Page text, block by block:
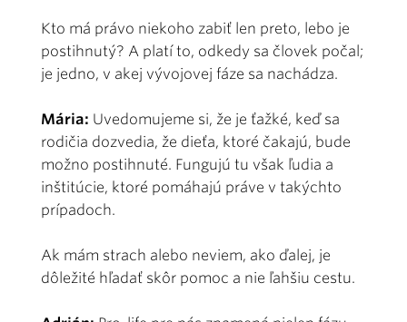
Kto má právo niekoho zabiť len preto, lebo je
postihnutý? A platí to, odkedy sa človek počal;
je jedno, v akej vývojovej fáze sa nachádza.
Mária: Uvedomujeme si, že je ťažké, keď sa
rodičia dozvedia, že dieťa, ktoré čakajú, bude
možno postihnuté. Fungujú tu však ľudia a
inštitúcie, ktoré pomáhajú práve v takýchto
prípadoch.
Ak mám strach alebo neviem, ako ďalej, je
dôležité hľadať skôr pomoc a nie ľahšiu cestu.